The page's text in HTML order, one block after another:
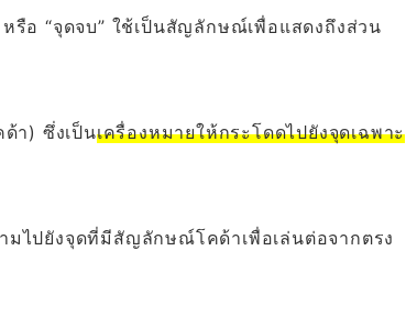
รือ “จุดจบ” ใช้เป็นสัญลักษณ์เพื่อแสดงถึงส่วน
า) ซึ่งเป็นเครื่องหมายให้กระโดดไปยังจุดเฉพาะ
มไปยังจุดที่มีสัญลักษณ์โคด้าเพื่อเล่นต่อจากตรง